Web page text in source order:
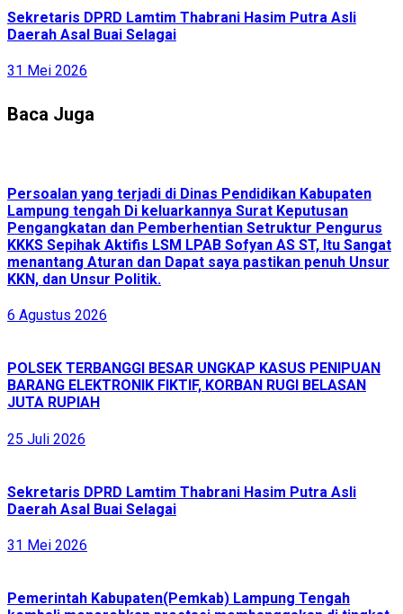
Sekretaris DPRD Lamtim Thabrani Hasim Putra Asli
Daerah Asal Buai Selagai
31 Mei 2026
Baca Juga
Persoalan yang terjadi di Dinas Pendidikan Kabupaten
Lampung tengah Di keluarkannya Surat Keputusan
Pengangkatan dan Pemberhentian Setruktur Pengurus
KKKS Sepihak Aktifis LSM LPAB Sofyan AS ST, Itu Sangat
menantang Aturan dan Dapat saya pastikan penuh Unsur
KKN, dan Unsur Politik.
6 Agustus 2026
POLSEK TERBANGGI BESAR UNGKAP KASUS PENIPUAN
BARANG ELEKTRONIK FIKTIF, KORBAN RUGI BELASAN
JUTA RUPIAH
25 Juli 2026
Sekretaris DPRD Lamtim Thabrani Hasim Putra Asli
Daerah Asal Buai Selagai
31 Mei 2026
Pemerintah Kabupaten(Pemkab) Lampung Tengah